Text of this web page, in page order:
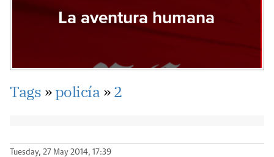
La aventura humana
Tags »policía »2
Tuesday, 27 May 2014, 17:39